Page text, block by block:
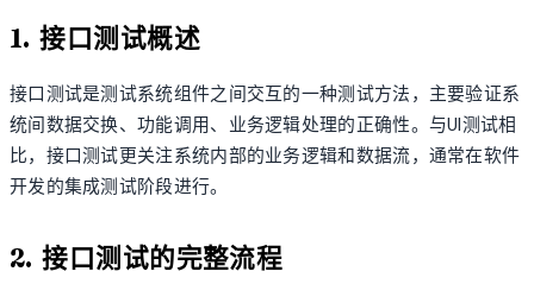
1. 接口测试概述
接口测试是测试系统组件之间交互的一种测试方法，主要验证系
统间数据交换、功能调用、业务逻辑处理的正确性。与UI测试相
比，接口测试更关注系统内部的业务逻辑和数据流，通常在软件
开发的集成测试阶段进行。
2. 接口测试的完整流程